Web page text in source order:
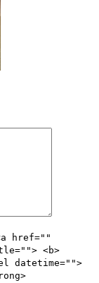
href=""
<b>
datetime="">